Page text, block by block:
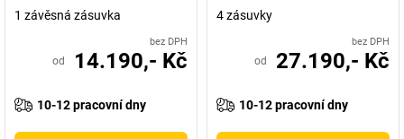
1 závěsná zásuvka
bez DPH
od 14.190,- Kč
10-12 pracovní dny
4 zásuvky
bez DPH
od 27.190,- Kč
10-12 pracovní dny